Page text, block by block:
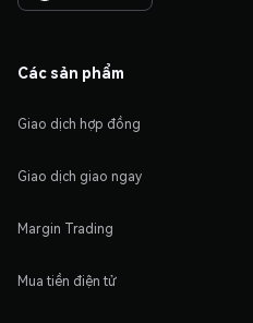
Các sản phẩm
Giao dịch hợp đồng
Giao dịch giao ngay
Margin Trading
Mua tiền điện tử